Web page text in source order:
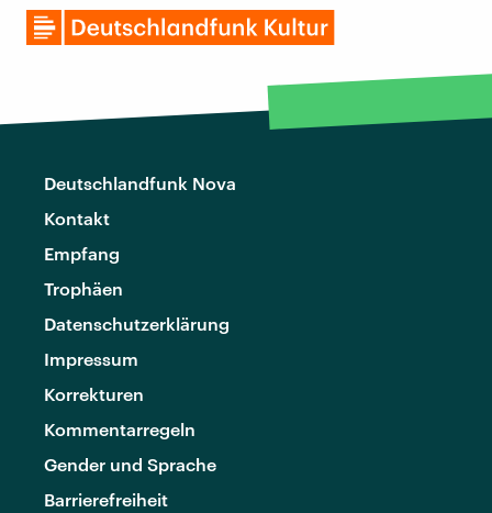
Deutschlandfunk Nova
Kontakt
Empfang
Trophäen
Datenschutzerklärung
Impressum
Korrekturen
Kommentarregeln
Gender und Sprache
Barrierefreiheit